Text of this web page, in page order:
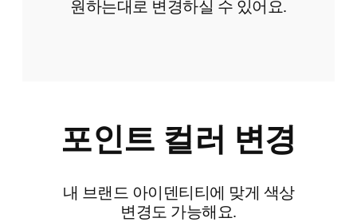
원하는대로 변경하실 수 있어요.
포인트 컬러 변경
내 브랜드 아이덴티티에 맞게 색상
변경도 가능해요.